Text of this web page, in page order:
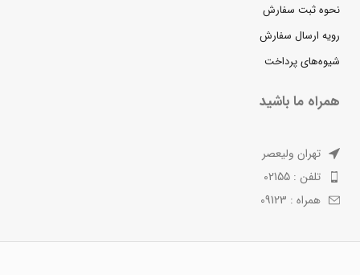
نحوه ثبت سفارش
رویه ارسال سفارش
شیوه‌های پرداخت
همراه ما باشید
تهران ولیعصر
تلفن : 02155
همراه : 09123